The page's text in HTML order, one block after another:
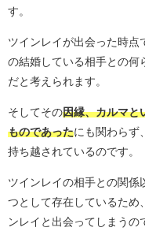
す。
ツインレイが出会った時点
の結婚している相手との何
だと考えられます。
そしてその因縁、カルマと
ものであったにも関わらず
持ち越されているのです。
ツインレイの相手との関係
つとして存在しているため
ンレイと出会ってしまうの